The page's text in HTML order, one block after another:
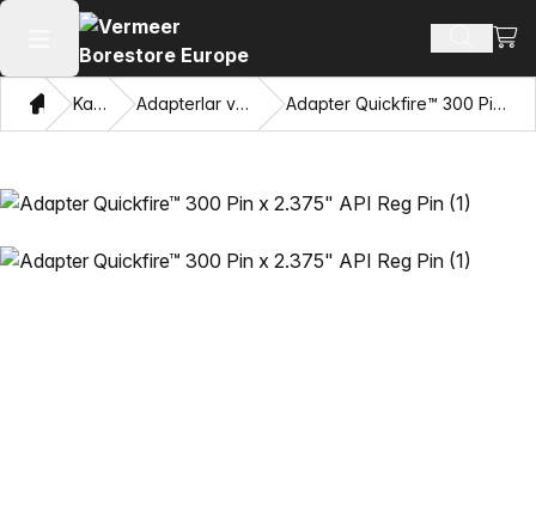
Asosiy menyuni ochish
Bosh sahifa
Katalog Adapterlar va Pulling Eyes Adapter Quickfire™ 300 Pin x 2.375" API Reg Pin